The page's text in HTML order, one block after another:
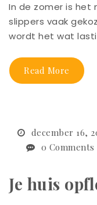
In de zomer is het
slippers vaak
wordt het wat
Read More
december 16,
0 Comments
Je huis